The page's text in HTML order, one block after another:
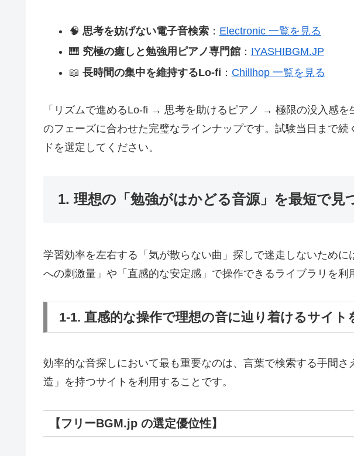
🧠 思考を妨げない電子音検索： Electronic 一覧を見る
🎹 究極の癒しと勉強用ピアノ専門館： IYASHIBGM.JP
📖 長時間の集中を維持するLo-fi ： Chillhop 一覧を見る
「リズムで進めるLo-fi → 思考を助けるピアノ → 極限の没入感を
のフェーズに合わせた完璧なラインナップです。試験当日まで
ドを選定してください。
1. 理想の「勉強がはかどる音源」を最短で見
学習効率を左右する「気が散らない曲」探しで迷走しないため
への刺激量」や「直感的な安定感」で操作できるライブラリを利
1-1. 直感的な操作で理想の音に辿り着けるサイト
効率的な音探しにおいて最も重要なのは、言葉で検索する手間
造」を持つサイトを利用することです。
【フリーBGM.jp の選定優位性】